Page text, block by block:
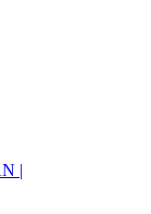
|